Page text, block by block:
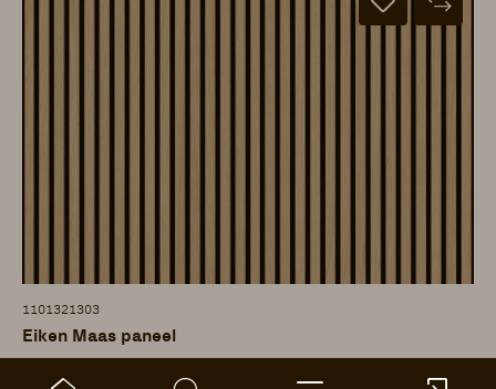
1101321303
Eiken Maas paneel
ter Hürne - akoestische panelen - Fineer